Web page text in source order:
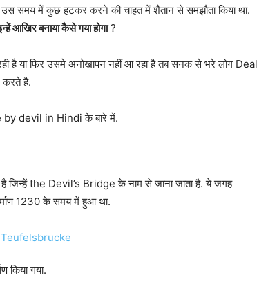
समय में कुछ हटकर करने की चाहत में शैतान से समझौता किया था.
आखिर बनाया कैसे गया होगा?
है या फिर उसमे अनोखापन नहीं आ रहा है तब सनक से भरे लोग Deal
करते है.
devil in Hindi के बारे में.
जिन्हें the Devil’s Bridge के नाम से जाना जाता है. ये जगह
1230 के समय में हुआ था.
किया गया.